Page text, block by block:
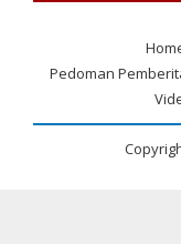
Footer
Pedoman